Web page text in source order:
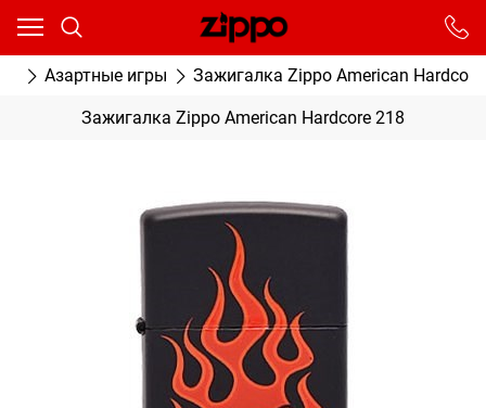
Азартные игры Зажигалка Zippo American
Зажигалка Zippo American Hardcore 218
Ваш город - Москва,
От выбранного города зависят сроки доставки